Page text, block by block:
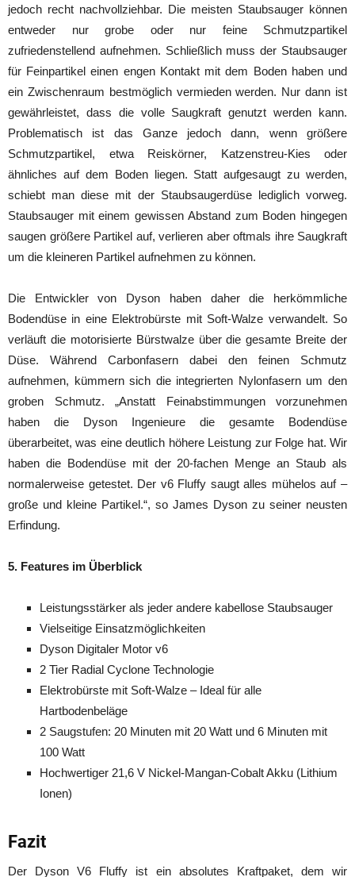
jedoch recht nachvollziehbar. Die meisten Staubsauger können
entweder nur grobe oder nur feine Schmutzpartikel
zufriedenstellend aufnehmen. Schließlich muss der Staubsauger
für Feinpartikel einen engen Kontakt mit dem Boden haben und
ein Zwischenraum bestmöglich vermieden werden. Nur dann ist
gewährleistet, dass die volle Saugkraft genutzt werden kann.
Problematisch ist das Ganze jedoch dann, wenn größere
Schmutzpartikel, etwa Reiskörner, Katzenstreu-Kies oder
ähnliches auf dem Boden liegen. Statt aufgesaugt zu werden,
schiebt man diese mit der Staubsaugerdüse lediglich vorweg.
Staubsauger mit einem gewissen Abstand zum Boden hingegen
saugen größere Partikel auf, verlieren aber oftmals ihre Saugkraft
um die kleineren Partikel aufnehmen zu können.
Die Entwickler von Dyson haben daher die herkömmliche
Bodendüse in eine Elektrobürste mit Soft-Walze verwandelt. So
verläuft die motorisierte Bürstwalze über die gesamte Breite der
Düse. Während Carbonfasern dabei den feinen Schmutz
aufnehmen, kümmern sich die integrierten Nylonfasern um den
groben Schmutz. „Anstatt Feinabstimmungen vorzunehmen
haben die Dyson Ingenieure die gesamte Bodendüse
überarbeitet, was eine deutlich höhere Leistung zur Folge hat. Wir
haben die Bodendüse mit der 20-fachen Menge an Staub als
normalerweise getestet. Der v6 Fluffy saugt alles mühelos auf –
große und kleine Partikel.“, so James Dyson zu seiner neusten
Erfindung.
5. Features im Überblick
Leistungsstärker als jeder andere kabellose Staubsauger
Vielseitige Einsatzmöglichkeiten
Dyson Digitaler Motor v6
2 Tier Radial Cyclone Technologie
Elektrobürste mit Soft-Walze – Ideal für alle
Hartbodenbeläge
2 Saugstufen: 20 Minuten mit 20 Watt und 6 Minuten mit
100 Watt
Hochwertiger 21,6 V Nickel-Mangan-Cobalt Akku (Lithium
Ionen)
Fazit
Der Dyson V6 Fluffy ist ein absolutes Kraftpaket, dem wir